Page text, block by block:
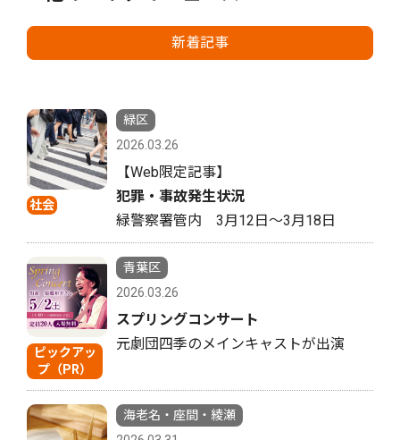
新着記事
社会
緑区
2026.03.26
【Web限定記事】
犯罪・事故発生状況
緑警察署管内 3月12日〜3月18日
ピックアッ
プ（PR）
青葉区
2026.03.26
スプリングコンサート
元劇団四季のメインキャストが出演
海老名・座間・綾瀬